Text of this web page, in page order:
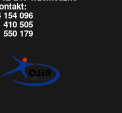
154 096
410 505
550 179